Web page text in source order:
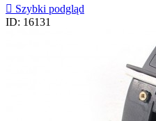
 Szybki podgląd
ID: 16131